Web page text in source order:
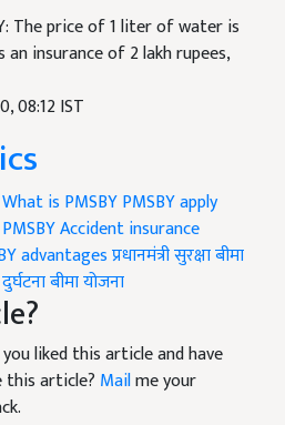
The price of 1 liter of water is
insurance of 2 lakh rupees,
08:12 IST
What is PMSBYPMSBY apply
Accident insurance
advantagesप्रधानमंत्री सुरक्षा बीमा
दुर्घटना बीमा योजना
liked this article and have
article? Mailme your